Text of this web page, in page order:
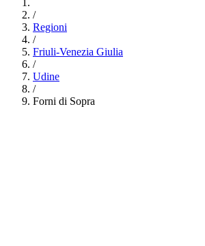
/
Regioni
/
Friuli-Venezia Giulia
/
Udine
/
Forni di Sopra